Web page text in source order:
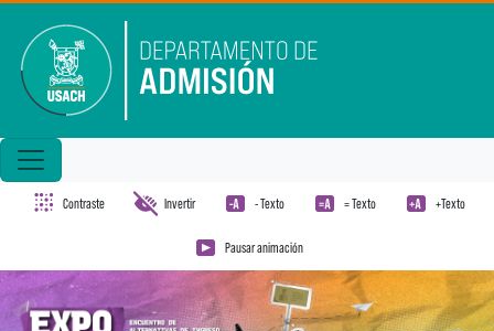
Contraste Invertir - Texto = Texto +Texto
Pausar animación